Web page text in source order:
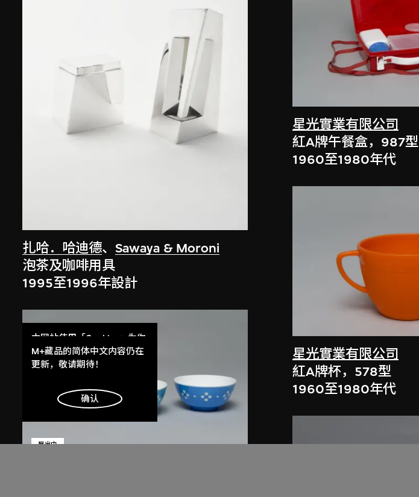
扎哈．哈迪德、Sawaya & Moroni
泡茶及咖啡用具
1995至1996年設計
展出中
星光實業有限公司
紅A牌午餐盒，987型
1960至1980年代
星光實業有限公司
紅A牌杯，578型
1960至1980年代
本网站使用「Cookies」为你
提供最好的网站体验。
了解更多
明白
M+藏品的简体中文内容仍在
更新，敬请期待！
确认